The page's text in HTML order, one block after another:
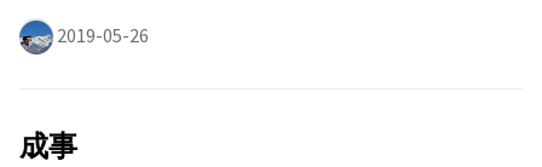
2019-05-26
成事